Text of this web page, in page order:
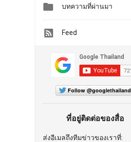
 บทความที่ผ่านมา
Feed
Follow @googlethailand
ที่อยู่ติดต่อของสื่อ
ส่งอีเมลถึงทีมข่าวของเราที่: